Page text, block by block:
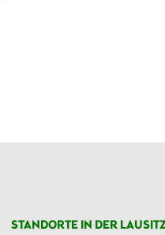
STANDORTE IN DER